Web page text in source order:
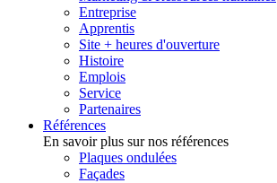
Entreprise
Apprentis
Site + heures d'ouverture
Histoire
Emplois
Service
Partenaires
Références
En savoir plus sur nos références
Plaques ondulées
Façades